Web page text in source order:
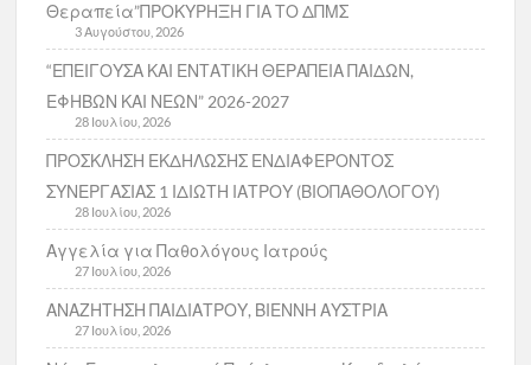
Θεραπεία”ΠΡΟΚΥΡΗΞΗ ΓΙΑ ΤΟ ΔΠΜΣ
3 Αυγούστου, 2026
“ΕΠΕΙΓΟΥΣΑ ΚΑΙ ΕΝΤΑΤΙΚΗ ΘΕΡΑΠΕΙΑ ΠΑΙΔΩΝ,
ΕΦΗΒΩΝ ΚΑΙ ΝΕΩΝ” 2026-2027
28 Ιουλίου, 2026
ΠΡΟΣΚΛΗΣΗ ΕΚΔΗΛΩΣΗΣ ΕΝΔΙΑΦΕΡΟΝΤΟΣ
ΣΥΝΕΡΓΑΣΙΑΣ 1 ΙΔΙΩΤΗ ΙΑΤΡΟΥ (ΒΙΟΠΑΘΟΛΟΓΟΥ)
28 Ιουλίου, 2026
Αγγελία για Παθολόγους Ιατρούς
27 Ιουλίου, 2026
ΑΝΑΖΗΤΗΣΗ ΠΑΙΔΙΑΤΡΟΥ, ΒΙΕΝΝΗ ΑΥΣΤΡΙΑ
27 Ιουλίου, 2026